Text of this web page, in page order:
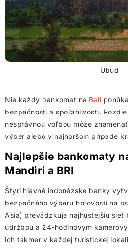
Ubud
Nie každý bankomat na Bali
bezpečnosti a spoľahlivosti.
nesprávnou voľbou môže
výber alebo v najhoršom prípade
Najlepšie bankomaty
Mandiri a BRI
Štyri hlavné indonézske banky
bezpečného výberu hotovosti na
Asia) prevádzkuje najhustejšiu sieť
údržbou a 24-hodinovým
ich takmer v každej turistickej